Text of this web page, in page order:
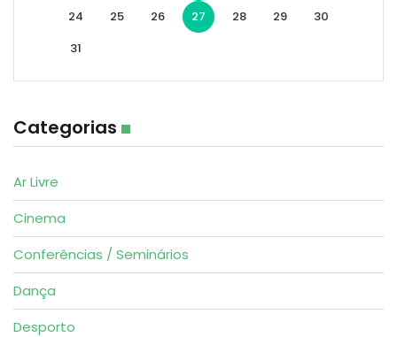
24
25 26 27 28 29
30
31
Categorias
Ar Livre
Cinema
Conferências / Seminários
Dança
Desporto